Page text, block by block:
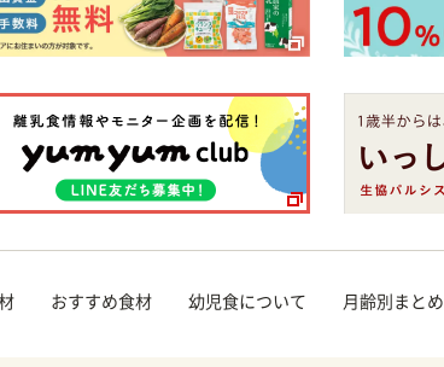
おすすめ食材 幼児食について 月齢別まとめ